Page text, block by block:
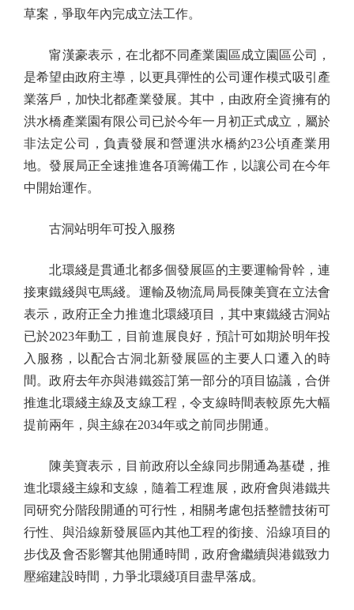
草案，爭取年內完成立法工作。
甯漢豪表示，在北都不同產業園區成立園區公司，
是希望由政府主導，以更具彈性的公司運作模式吸引產
業落戶，加快北都產業發展。其中，由政府全資擁有的
洪水橋產業園有限公司已於今年一月初正式成立，屬於
非法定公司，負責發展和營運洪水橋約23公頃產業用
地。發展局正全速推進各項籌備工作，以讓公司在今年
中開始運作。
古洞站明年可投入服務
北環綫是貫通北都多個發展區的主要運輸骨幹，連
接東鐵綫與屯馬綫。運輸及物流局局長陳美寶在立法會
表示，政府正全力推進北環綫項目，其中東鐵綫古洞站
已於2023年動工，目前進展良好，預計可如期於明年投
入服務，以配合古洞北新發展區的主要人口遷入的時
間。政府去年亦與港鐵簽訂第一部分的項目協議，合併
推進北環綫主線及支線工程，令支線時間表較原先大幅
提前兩年，與主線在2034年或之前同步開通。
陳美寶表示，目前政府以全線同步開通為基礎，推
進北環綫主線和支線，隨着工程進展，政府會與港鐵共
同研究分階段開通的可行性，相關考慮包括整體技術可
行性、與沿線新發展區內其他工程的銜接、沿線項目的
步伐及會否影響其他開通時間，政府會繼續與港鐵致力
壓縮建設時間，力爭北環綫項目盡早落成。